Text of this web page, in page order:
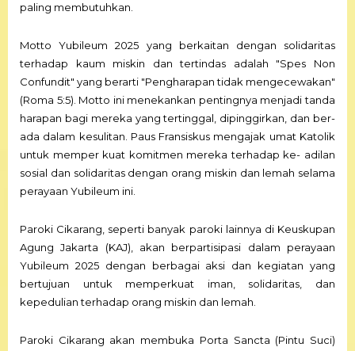
paling membutuhkan.
Motto Yubileum 2025 yang berkaitan dengan solidaritas
terhadap kaum miskin dan tertindas adalah "Spes Non
Confundit" yang berarti "Pengharapan tidak mengecewakan"
(Roma 5:5). Motto ini menekankan pentingnya menjadi tanda
harapan bagi mereka yang tertinggal, dipinggirkan, dan ber-
ada dalam kesulitan. Paus Fransiskus mengajak umat Katolik
untuk memper kuat komitmen mereka terhadap ke- adilan
sosial dan solidaritas dengan orang miskin dan lemah selama
perayaan Yubileum ini.
Paroki Cikarang, seperti banyak paroki lainnya di Keuskupan
Agung Jakarta (KAJ), akan berpartisipasi dalam perayaan
Yubileum 2025 dengan berbagai aksi dan kegiatan yang
bertujuan untuk memperkuat iman, solidaritas, dan
kepedulian terhadap orang miskin dan lemah.
Paroki Cikarang akan membuka Porta Sancta (Pintu Suci)